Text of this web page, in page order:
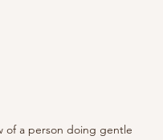
of a person doing gentle